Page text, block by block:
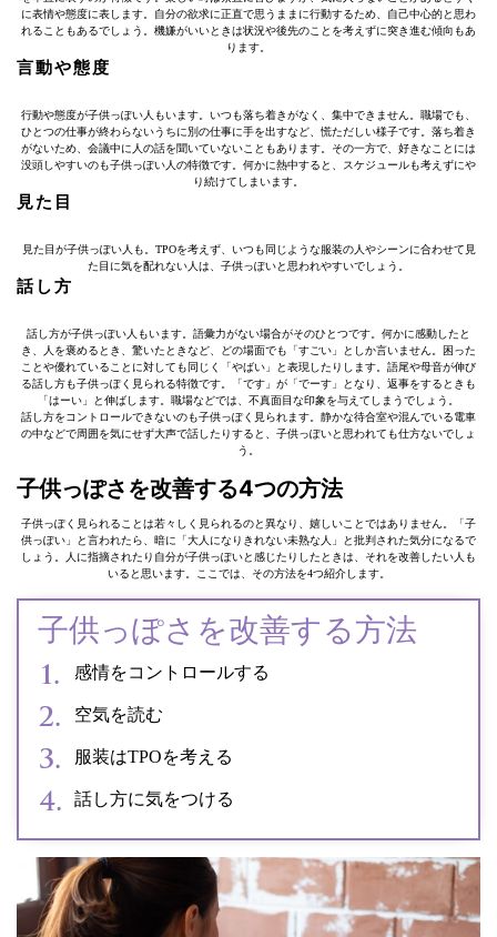
に表情や態度に表します。自分の欲求に正直で思うままに行動するため、自己中心的と思わ
れることもあるでしょう。機嫌がいいときは状況や後先のことを考えずに突き進む傾向もあ
ります。
言動や態度
行動や態度が子供っぽい人もいます。いつも落ち着きがなく、集中できません。職場でも、
ひとつの仕事が終わらないうちに別の仕事に手を出すなど、慌ただしい様子です。落ち着き
がないため、会議中に人の話を聞いていないこともあります。その一方で、好きなことには
没頭しやすいのも子供っぽい人の特徴です。何かに熱中すると、スケジュールも考えずにや
り続けてしまいます。
見た目
見た目が子供っぽい人も。TPOを考えず、いつも同じような服装の人やシーンに合わせて見
た目に気を配れない人は、子供っぽいと思われやすいでしょう。
話し方
話し方が子供っぽい人もいます。語彙力がない場合がそのひとつです。何かに感動したと
き、人を褒めるとき、驚いたときなど、どの場面でも「すごい」としか言いません。困った
ことや優れていることに対しても同じく「やばい」と表現したりします。語尾や母音が伸び
る話し方も子供っぽく見られる特徴です。「です」が「でーす」となり、返事をするときも
「はーい」と伸ばします。職場などでは、不真面目な印象を与えてしまうでしょう。
話し方をコントロールできないのも子供っぽく見られます。静かな待合室や混んでいる電車
の中などで周囲を気にせず大声で話したりすると、子供っぽいと思われても仕方ないでしょ
う。
子供っぽさを改善する4つの方法
子供っぽく見られることは若々しく見られるのと異なり、嬉しいことではありません。「子
供っぽい」と言われたら、暗に「大人になりきれない未熟な人」と批判された気分になるで
しょう。人に指摘されたり自分が子供っぽいと感じたりしたときは、それを改善したい人も
いると思います。ここでは、その方法を4つ紹介します。
子供っぽさを改善する方法
感情をコントロールする
空気を読む
服装はTPOを考える
話し方に気をつける